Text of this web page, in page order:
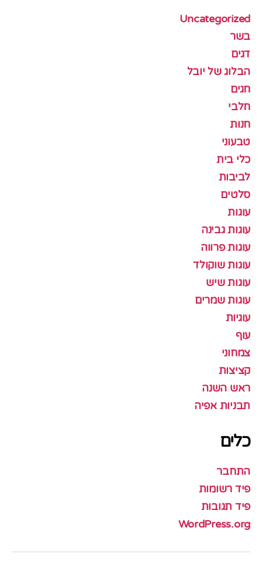
Uncategorized
בשר
דגים
הבלוג של יובל
חגים
חלבי
חנות
טבעוני
כלי בית
לביבות
סלטים
עוגות
עוגות גבינה
עוגות פרווה
עוגות שוקולד
עוגות שיש
עוגות שמרים
עוגיות
עוף
צמחוני
קציצות
ראש השנה
תבניות אפיה
כלים
התחבר
פיד רשומות
פיד תגובות
WordPress.org